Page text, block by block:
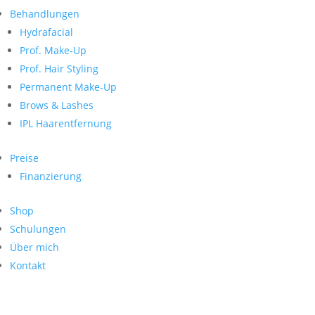
Behandlungen
Hydrafacial
Prof. Make-Up
Prof. Hair Styling
Permanent Make-Up
Brows & Lashes
IPL Haarentfernung
Preise
Finanzierung
Shop
Schulungen
Über mich
Kontakt
nach:
Neueste Kommentare
Archiv
Kategorien
Keine Kategorien
Meta
Anmelden
Feed der Einträge
WordPress.org
Search
nach:
Archive
Kontakt
Impressum
Datenschutz